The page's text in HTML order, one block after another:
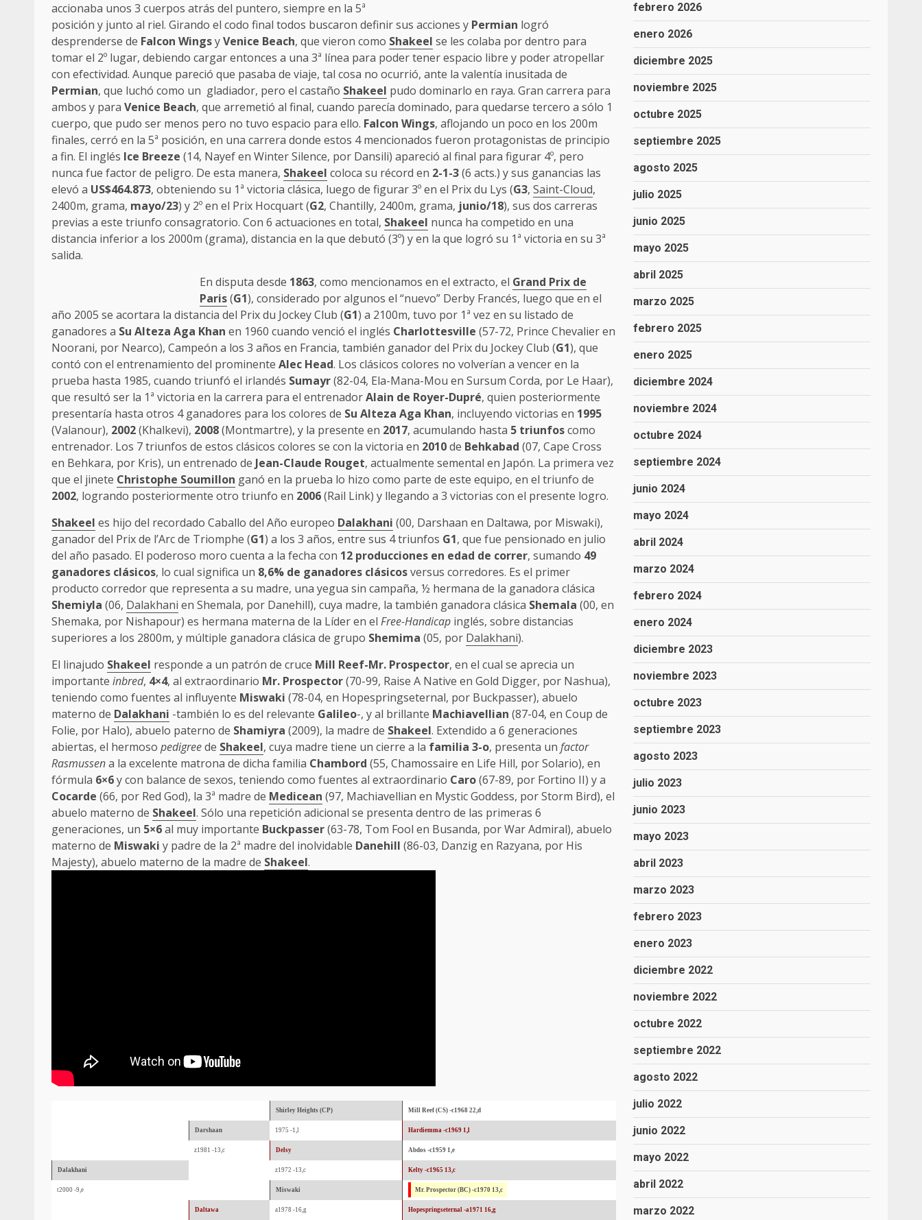
accionaba unos 3 cuerpos atrás del puntero, siempre en la 5ª
posición y junto al riel. Girando el codo final todos buscaron definir sus acciones y Permian logró
desprenderse de Falcon WingsyVenice Beach, que vieron como Shakeel se les colaba por dentro para
tomar el 2º lugar, debiendo cargar entonces a una 3ª línea para poder tener espacio libre y poder atropellar
con efectividad. Aunque pareció que pasaba de viaje, tal cosa no ocurrió, ante la valentía inusitada de
Permian, que luchó como un gladiador, pero el castaño Shakeel pudo dominarlo en raya. Gran carrera para
ambos y para Venice Beach, que arremetió al final, cuando parecía dominado, para quedarse tercero a sólo 1
cuerpo, que pudo ser menos pero no tuvo espacio para ello. Falcon Wings, aflojando un poco en los 200m
finales, cerró en la 5ª posición, en una carrera donde estos 4 mencionados fueron protagonistas de principio
a fin. El inglés Ice Breeze (14, Nayef en Winter Silence, por Dansili) apareció al final para figurar 4º, pero
nunca fue factor de peligro. De esta manera, Shakeel coloca su récord en 2-1-3(6 acts.) y sus ganancias las
elevó a US$464.873, obteniendo su 1ª victoria clásica, luego de figurar 3º en el Prix du Lys (G3, Saint-Cloud,
2400m, grama, mayo/23) y 2º en el Prix Hocquart (G2, Chantilly, 2400m, grama, junio/18), sus dos carreras
previas a este triunfo consagratorio. Con 6 actuaciones en total, Shakeel nunca ha competido en una
distancia inferior a los 2000m (grama), distancia en la que debutó (3º) y en la que logró su 1ª victoria en su 3ª
salida.
En disputa desde 1863, como mencionamos en el extracto, el Grand Prix de
Paris(G1), considerado por algunos el “nuevo” Derby Francés, luego que en el
año 2005 se acortara la distancia del Prix du Jockey Club (G1) a 2100m, tuvo por 1ª vez en su listado de
ganadores a Su Alteza Aga Khan en 1960 cuando venció el inglés Charlottesville (57-72, Prince Chevalier en
Noorani, por Nearco), Campeón a los 3 años en Francia, también ganador del Prix du Jockey Club (G1), que
contó con el entrenamiento del prominente Alec Head. Los clásicos colores no volverían a vencer en la
prueba hasta 1985, cuando triunfó el irlandés Sumayr(82-04, Ela-Mana-Mou en Sursum Corda, por Le Haar),
que resultó ser la 1ª victoria en la carrera para el entrenadorAlain de Royer-Dupré, quien posteriormente
presentaría hasta otros 4 ganadores para los colores de Su Alteza Aga Khan, incluyendo victorias en 1995
(Valanour), 2002(Khalkevi), 2008(Montmartre), y la presente en 2017, acumulando hasta 5 triunfoscomo
entrenador. Los 7 triunfos de estos clásicos colores se con la victoria en 2010de Behkabad (07, Cape Cross
en Behkara, por Kris), un entrenado de Jean-Claude Rouget, actualmente semental en Japón. La primera vez
que el jinete Christophe Soumillon ganó en la prueba lo hizo como parte de este equipo, en el triunfo de
2002, logrando posteriormente otro triunfo en 2006(Rail Link) y llegando a 3 victorias con el presente logro.
Shakeel es hijo del recordado Caballo del Año europeo Dalakhani (00, Darshaan en Daltawa, por Miswaki),
ganador del Prix de l’Arc de Triomphe (G1) a los 3 años, entre sus 4 triunfos G1, que fue pensionado en julio
del año pasado. El poderoso moro cuenta a la fecha con 12 producciones en edad de correr, sumando 49
ganadores clásicos, lo cual significa un 8,6% de ganadores clásicosversus corredores. Es el primer
producto corredor que representa a su madre, una yegua sin campaña, ½ hermana de la ganadora clásica
Shemiyla (06, Dalakhani en Shemala, por Danehill), cuya madre, la también ganadora clásica Shemala (00, en
Shemaka, por Nishapour) es hermana materna de la Líder en el Free-Handicap inglés, sobre distancias
superiores a los 2800m, y múltiple ganadora clásica de grupo Shemima (05, por Dalakhani).
El linajudo Shakeel responde a un patrón de cruce Mill Reef-Mr. Prospector, en el cual se aprecia un
importante inbred, 4×4, al extraordinario Mr. Prospector(70-99, Raise A Native en Gold Digger, por Nashua),
teniendo como fuentes al influyente Miswaki (78-04, en Hopespringseternal, por Buckpasser), abuelo
materno de Dalakhani -también lo es del relevante Galileo-, y al brillante Machiavellian (87-04, en Coup de
Folie, por Halo), abuelo paterno de Shamiyra (2009), la madre de Shakeel. Extendido a 6 generaciones
abiertas, el hermoso pedigreede Shakeel, cuya madre tiene un cierre a la familia 3-o, presenta un factor
Rasmussena la excelente matrona de dicha familia Chambord (55, Chamossaire en Life Hill, por Solario), en
fórmula 6×6y con balance de sexos, teniendo como fuentes al extraordinario Caro(67-89, por Fortino II) y a
Cocarde (66, por Red God), la 3ª madre de Medicean (97, Machiavellian en Mystic Goddess, por Storm Bird), el
abuelo materno de Shakeel. Sólo una repetición adicional se presenta dentro de las primeras 6
generaciones, un 5×6al muy importante Buckpasser(63-78, Tom Fool en Busanda, por War Admiral), abuelo
materno de Miswaki y padre de la 2ª madre del inolvidable Danehill (86-03, Danzig en Razyana, por His
Majesty), abuelo materno de la madre de Shakeel.
Shirley Heights (CP) Mill Reef (CS) -c1968 22,d
Darshaan 1975 -1,l Hardiemma -c1969 1,l
z1981 -13,c Delsy Abdos -c1959 1,e
Dalakhani z1972 -13,c Kelty -c1965 13,c
t2000 -9,e Miswaki Mr. Prospector (BC) -c1970 13,c
Daltawa a1978 -16,g Hopespringseternal -a1971 16,g
febrero 2026
enero 2026
diciembre 2025
noviembre 2025
octubre 2025
septiembre 2025
agosto 2025
julio 2025
junio 2025
mayo 2025
abril 2025
marzo 2025
febrero 2025
enero 2025
diciembre 2024
noviembre 2024
octubre 2024
septiembre 2024
junio 2024
mayo 2024
abril 2024
marzo 2024
febrero 2024
enero 2024
diciembre 2023
noviembre 2023
octubre 2023
septiembre 2023
agosto 2023
julio 2023
junio 2023
mayo 2023
abril 2023
marzo 2023
febrero 2023
enero 2023
diciembre 2022
noviembre 2022
octubre 2022
septiembre 2022
agosto 2022
julio 2022
junio 2022
mayo 2022
abril 2022
marzo 2022